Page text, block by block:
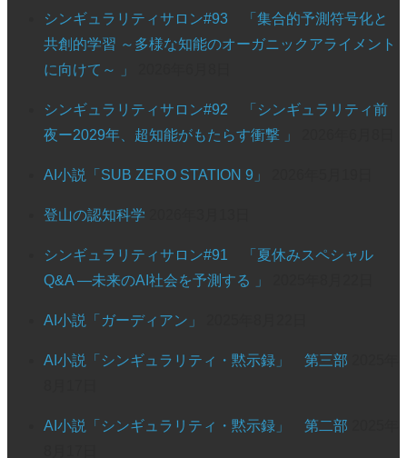
シンギュラリティサロン#93 「集合的予測符号化と
共創的学習 ～多様な知能のオーガニックアライメント
に向けて～ 」
シンギュラリティサロン#92 「シンギュラリティ前
夜ー2029年、超知能がもたらす衝撃 」
AI小説「SUB ZERO STATION 9」
登山の認知科学
シンギュラリティサロン#91 「夏休みスペシャル
Q&A —未来のAI社会を予測する 」
AI小説「ガーディアン」
AI小説「シンギュラリティ・黙示録」 第三部
AI小説「シンギュラリティ・黙示録」 第二部